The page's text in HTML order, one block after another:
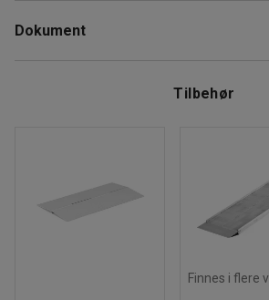
opptil 1000 kg.
Høyde: 150
Nylon
Anbefalt antall personer til
Beregnet håndteringstid/person:
Dokument
Tilbehør
Finnes i flere